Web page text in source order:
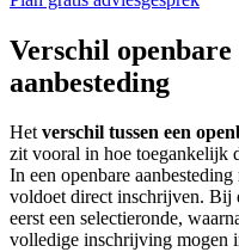
Verschil
aanbesteding
Hetverschil tussen een
zit vooral in hoe toegankelijk
In een openbare
voldoet direct inschrijven. Bij
eerst een selectieronde,
volledige inschrijving mogen